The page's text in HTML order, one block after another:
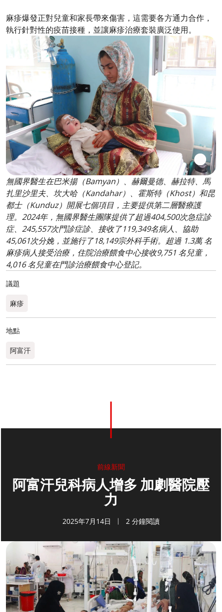
麻疹爆發正對兒童和家長帶來傷害，這需要各方通力合作，
執行針對性的疫苗接種，並讓麻疹治療套裝廣泛使用。
無國界醫生在巴米揚（Bamyan）、赫爾曼德、赫拉特、馬
扎里沙里夫、坎大哈（Kandahar）、霍斯特（Khost）和昆
都士（Kunduz）開展七個項目，主要提供第二層醫療護
理。2024年，無國界醫生團隊提供了超過404,500次急症診
症、245,557次門診症診、接收了119,349名病人、協助
45,061次分娩，並施行了18,149宗外科手術。超過 1.3萬 名
麻疹病人接受治療，住院治療餵食中心接收9,751 名兒童，
4,016 名兒童在門診治療餵食中心登記。
議題
麻疹
地點
阿富汗
前線新聞
阿富汗兒科病人增多 加劇醫院壓
力
2025年7月14日 2 分鐘閱讀